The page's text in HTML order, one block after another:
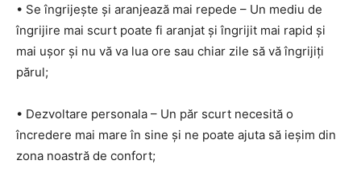
• Se îngrijește și aranjează mai repede – Un mediu de
îngrijire mai scurt poate fi aranjat și îngrijit mai rapid și
mai ușor și nu vă va lua ore sau chiar zile să vă îngrijiți
părul;
• Dezvoltare personala – Un păr scurt necesită o
încredere mai mare în sine și ne poate ajuta să ieșim din
zona noastră de confort;